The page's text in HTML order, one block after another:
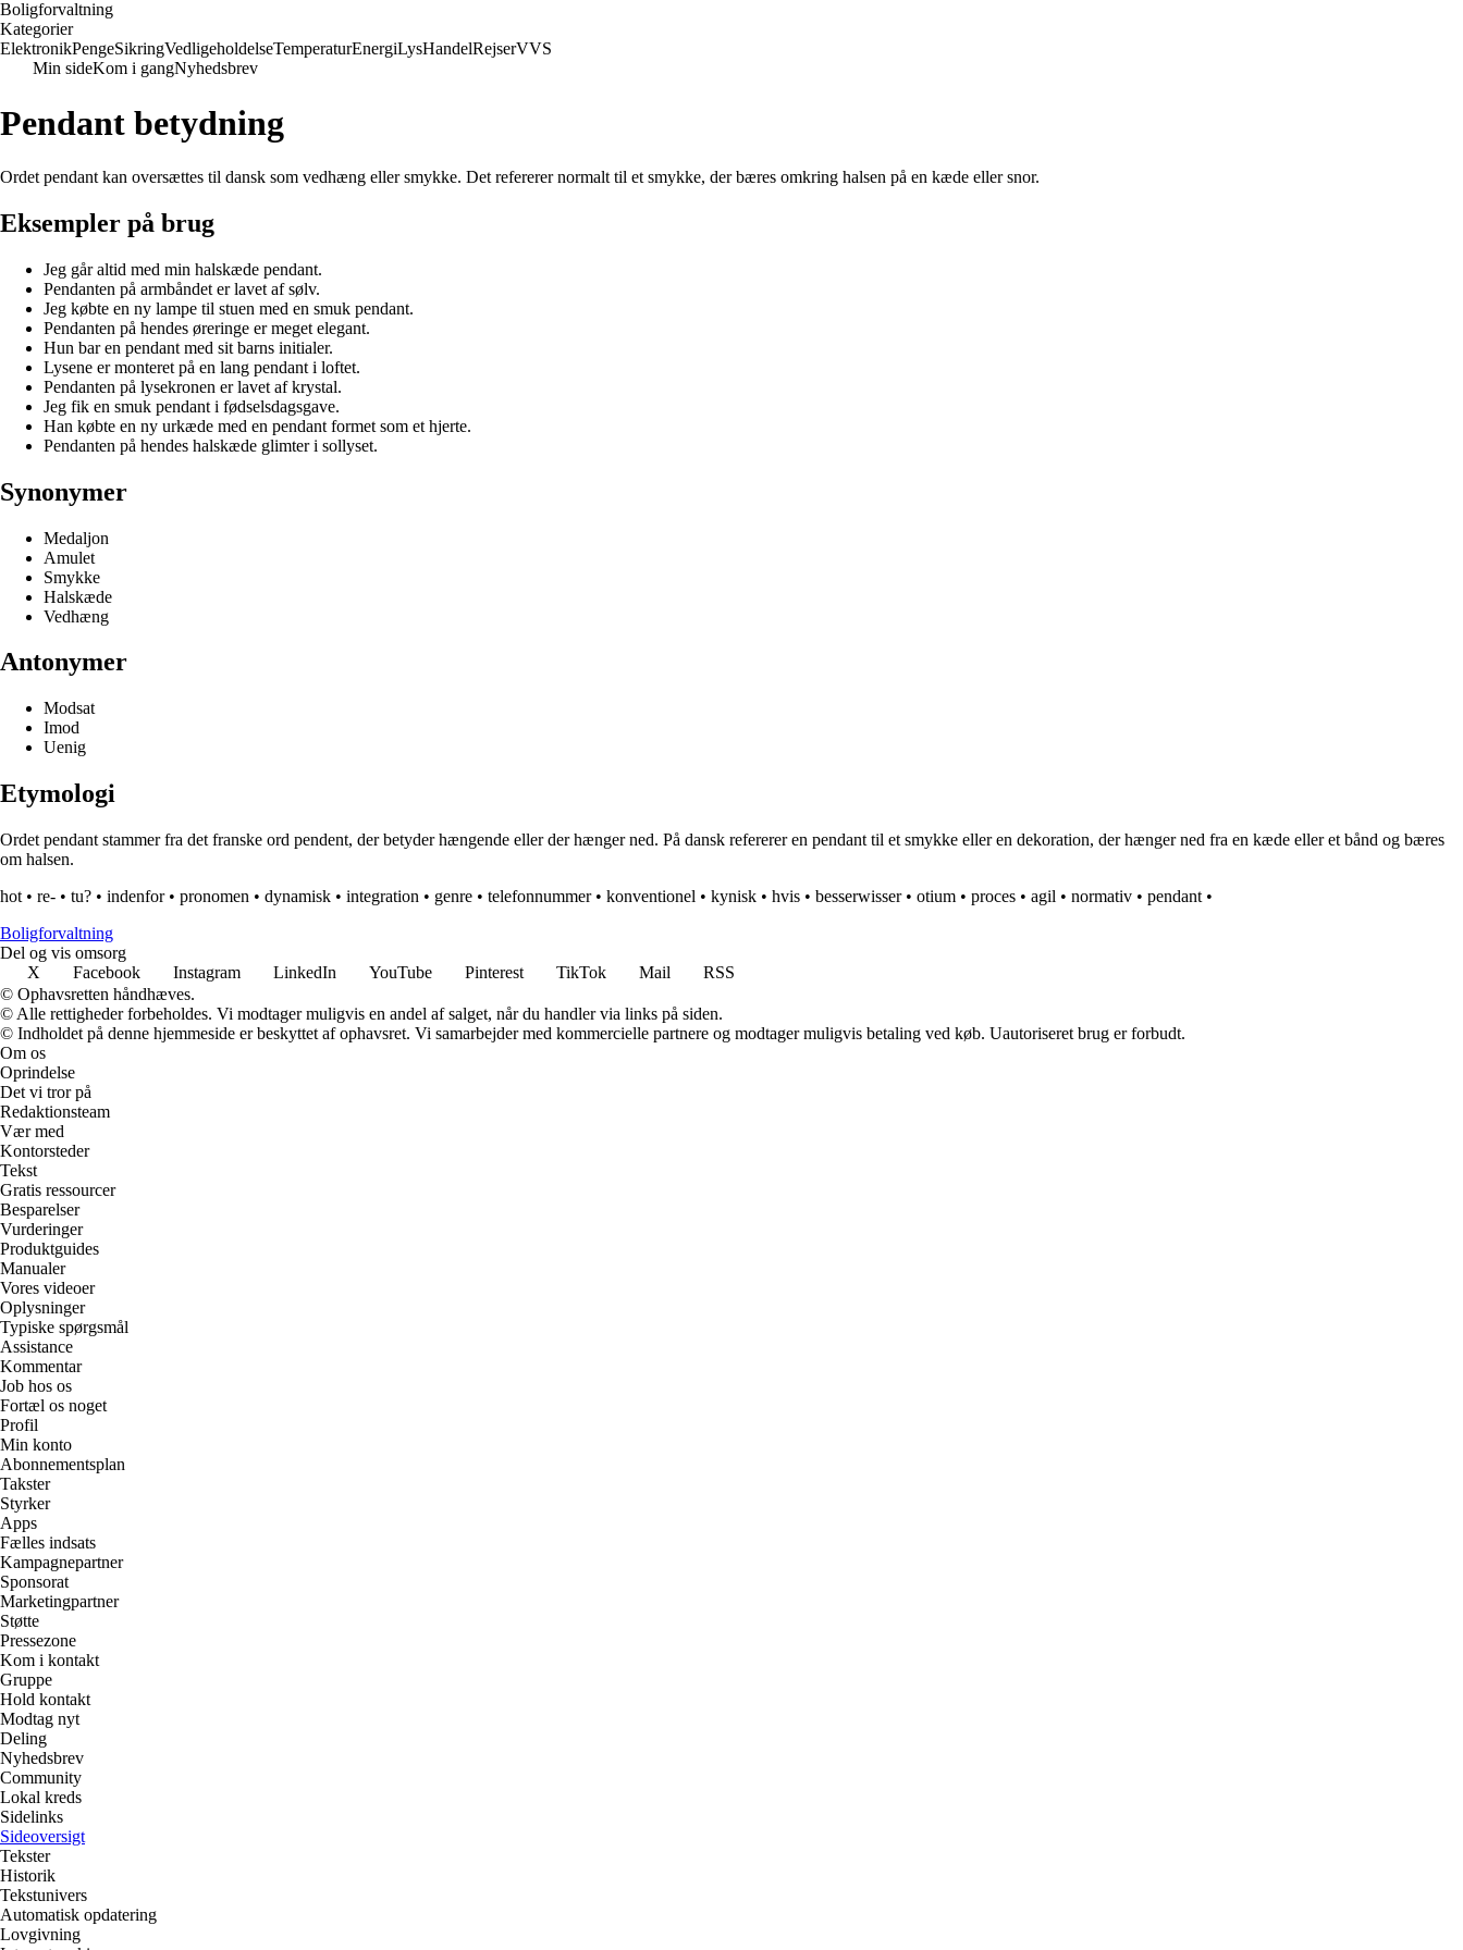
Boligforvaltning
Kategorier
ElektronikPengeSikringVedligeholdelseTemperaturEnergiLysHandelRejserVVS
Min sideKom i gangNyhedsbrev
Pendant betydning
Ordet pendant kan oversættes til dansk som vedhæng eller smykke. Det refererer normalt til et smykke, der bæres omkring halsen på en kæde eller snor.
Eksempler på brug
Jeg går altid med min halskæde pendant.
Pendanten på armbåndet er lavet af sølv.
Jeg købte en ny lampe til stuen med en smuk pendant.
Pendanten på hendes øreringe er meget elegant.
Hun bar en pendant med sit barns initialer.
Lysene er monteret på en lang pendant i loftet.
Pendanten på lysekronen er lavet af krystal.
Jeg fik en smuk pendant i fødselsdagsgave.
Han købte en ny urkæde med en pendant formet som et hjerte.
Pendanten på hendes halskæde glimter i sollyset.
Synonymer
Medaljon
Amulet
Smykke
Halskæde
Vedhæng
Antonymer
Modsat
Imod
Uenig
Etymologi
Ordet pendant stammer fra det franske ord pendent, der betyder hængende eller der hænger ned. På dansk refererer en pendant til et smykke eller en dekoration, der hænger ned fra en kæde eller et bånd og bæres
om halsen.
hot • re- • tu? • indenfor• pronomen • dynamisk • integration • genre • telefonnummer• konventionel • kynisk • hvis • besserwisser• otium • proces • agil • normativ • pendant •
Boligforvaltning
Del og vis omsorg
X
Facebook Instagram LinkedIn YouTube Pinterest TikTok Mail
RSS
© Ophavsretten håndhæves.
© Alle rettigheder forbeholdes. Vi modtager muligvis en andel af salget, når du handler via links på siden.
© Indholdet på denne hjemmeside er beskyttet af ophavsret. Vi samarbejder med kommercielle partnere og modtager muligvis betaling ved køb. Uautoriseret brug er forbudt.
Om os
Oprindelse
Det vi tror på
Redaktionsteam
Vær med
Kontorsteder
Tekst
Gratis ressourcer
Besparelser
Vurderinger
Produktguides
Manualer
Vores videoer
Oplysninger
Typiske spørgsmål
Assistance
Kommentar
Job hos os
Fortæl os noget
Profil
Min konto
Abonnementsplan
Takster
Styrker
Apps
Fælles indsats
Kampagnepartner
Sponsorat
Marketingpartner
Støtte
Pressezone
Kom i kontakt
Gruppe
Hold kontakt
Modtag nyt
Deling
Nyhedsbrev
Community
Lokal kreds
Sidelinks
Sideoversigt
Tekster
Historik
Tekstunivers
Automatisk opdatering
Lovgivning